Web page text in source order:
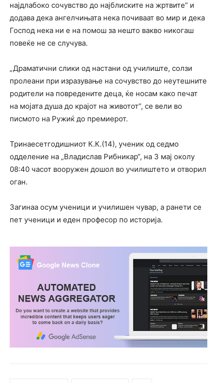
најдлабоко сочувство до најблиските на жртвите“ и
додава дека ангелчињата нека почиваат во мир и дека
Господ нека ни е на помош за нешто вакво никогаш
повеќе не се случува.
„Драматични слики од настани од училиште, солзи
пролеани при изразување на сочувство до неутешните
родители на повредените деца, ќе носам како печат
на мојата душа до крајот на животот“, се вели во
писмото на Ружиќ до премиерот.
Тринаесетгодишниот К.К.(14), ученик од седмо
одделение на „Владислав Рибникар“, на 3 мај околу
08:40 часот вооружен дошол во училиштето и отворил
оган.
Загинаа осум ученици и училишен чувар, а ранети се
пет ученици и еден професор по историја.